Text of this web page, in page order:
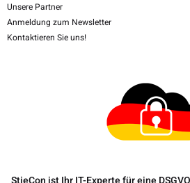
Unsere Partner
Anmeldung zum Newsletter
Kontaktieren Sie uns!